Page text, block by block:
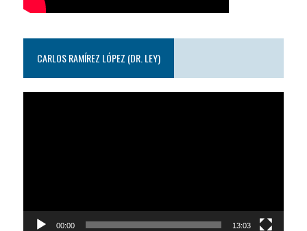
CARLOS RAMÍREZ LÓPEZ (DR. LEY)
00:00 13:03